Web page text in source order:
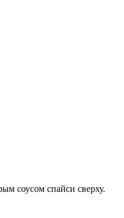
соусом спайси сверху.